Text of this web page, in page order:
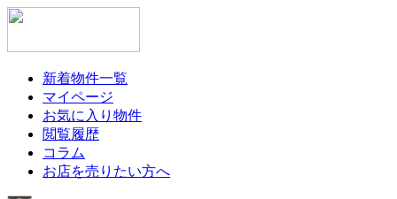
新着物件一覧
マイページ
お気に入り物件
閲覧履歴
コラム
お店を売りたい方へ